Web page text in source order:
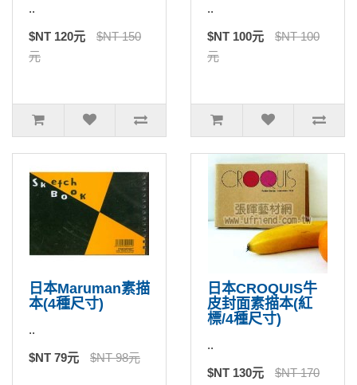
..
$NT 120元
$NT 150
元
..
$NT 100元
$NT 100
元
日本Maruman素描
本(4種尺寸)
..
$NT 79元 $NT 98元
日本CROQUIS牛
皮封面素描本(紅
標/4種尺寸)
..
$NT 130元
$NT 170